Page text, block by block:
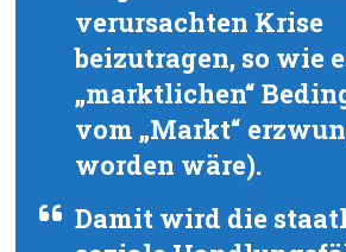
verursachten Krise
beizutragen, so wie
„marktlichen“
vom „Markt“
worden wäre).
Damit wird die